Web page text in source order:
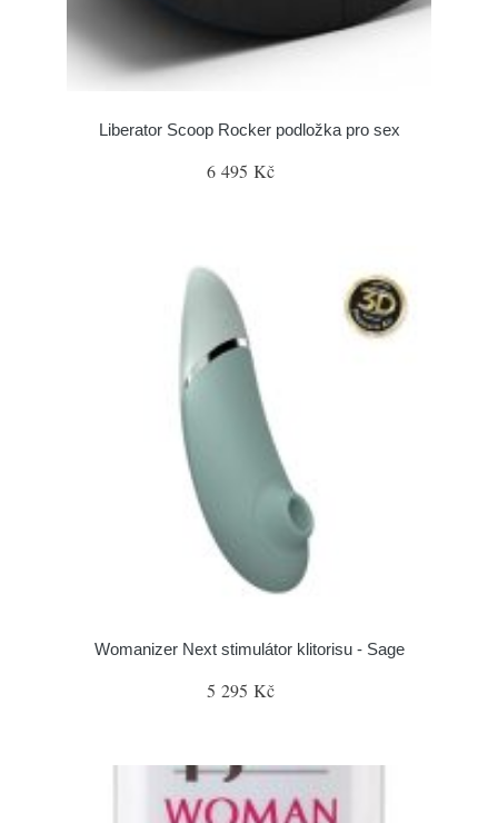
Liberator Scoop Rocker podložka pro sex
6 495 Kč
Womanizer Next stimulátor klitorisu - Sage
5 295 Kč